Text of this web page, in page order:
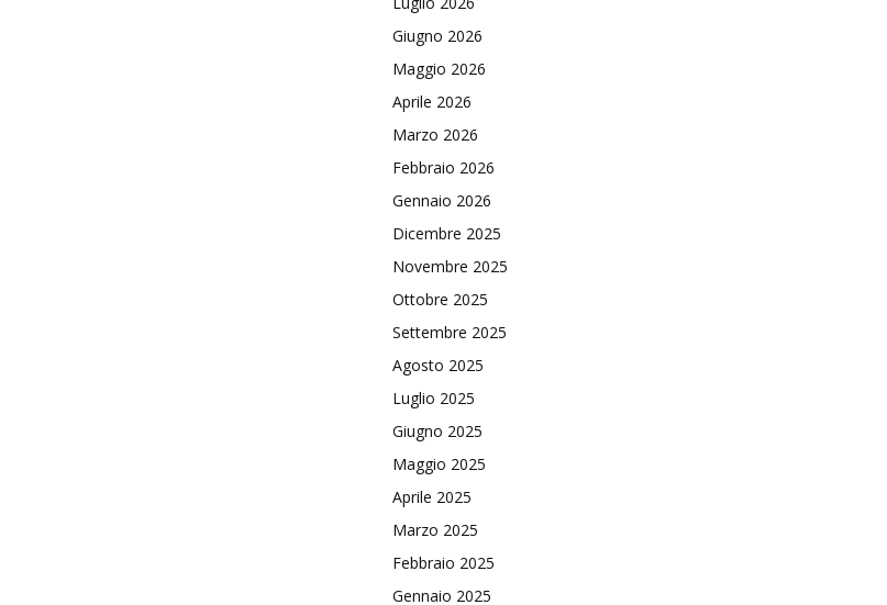
Giugno 2026
Maggio 2026
Aprile 2026
Marzo 2026
Febbraio 2026
Gennaio 2026
Dicembre 2025
Novembre 2025
Ottobre 2025
Settembre 2025
Agosto 2025
Luglio 2025
Giugno 2025
Maggio 2025
Aprile 2025
Marzo 2025
Febbraio 2025
Gennaio 2025